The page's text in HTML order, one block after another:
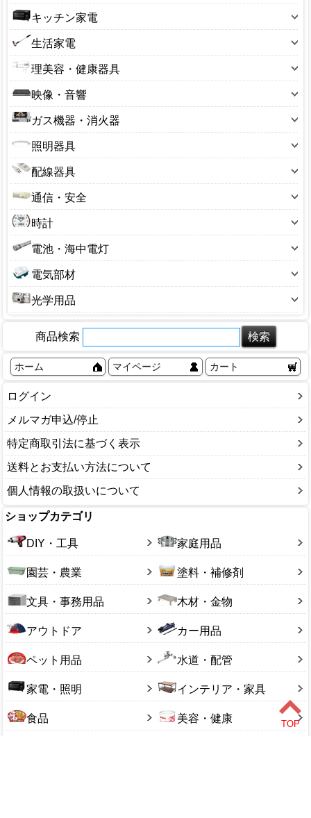
扇風機(小型)
扇風機(卓上)
壁掛扇
冷風機・冷風扇
エアコン
エアコンフィルター
サーキュレーター
こたつ本体
こたつ部品
石油ファンヒーター
石油ストーブ
電気ストーブ
セラミックヒーター
オイルヒーター
毛布・カーペット・寝具
暖房備品
キッチン家電
炊飯ジャー
電気コンロ
電子レンジ
IHコンロ
オーブントースター
コーヒーメーカー
フィッシュロースター
ホームベーカリー
ポット・ケトル
ホットプレート・グリル鍋
もちつき機
換気扇
小型調理家電
食器乾燥機
生活家電
加湿器
乾燥機
空気清浄器
除湿機
小型家電
掃除機
冷蔵庫
その他
理美容・健康器具
シェーバー・バリカン
ドライヤー・ヘアケア用品
ボディケア・マッサージ機
血圧計・電子体温計・万歩計
体重計
電動歯ブラシ
その他
映像・音響
DVDプレーヤー
オーディオ・ラジオ
スピーカー
テレビ
ビデオ
ラジオ
ガス機器・消火器
ガステーブル
ガスホース
ガス器具部品
カセットコンロ
トーチバーナー
消火器
照明器具
シーリングライト
センサーライト
管球・電球
電気スタンド
配線器具
コード付きタップ
ステープル
延長コード・器具コード
電源アダプター
電線モール
通信・安全
アンテナ
セキュリティ用品
チャイム・インターホン
電話機
防犯カメラ
時計
掛け時計
目覚まし時計
腕時計
電池・海中電灯
懐中電灯
乾電池
電気部材
キャップ・ボディ
ステッカー
タイマー
配電盤・ブレーカー
その他
光学用品
双眼鏡・顕微鏡
望遠鏡
老眼鏡
商品検索
ホーム マイページ カート
ログイン
メルマガ申込/停止
特定商取引法に基づく表示
送料とお支払い方法について
個人情報の取扱いについて
ショップカテゴリ
DIY・工具 家庭用品
園芸・農業 塗料・補修剤
文具・事務用品 木材・金物
アウトドア カー用品
ペット用品 水道・配管
家電・照明 インテリア・家具
食品 美容・健康